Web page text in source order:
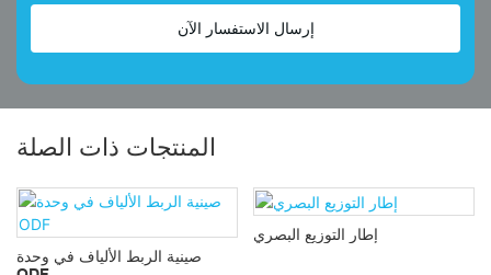
إرسال الاستفسار الآن
المنتجات ذات الصلة
صينية الربط الألياف في وحدة
إطار التوزيع البصري